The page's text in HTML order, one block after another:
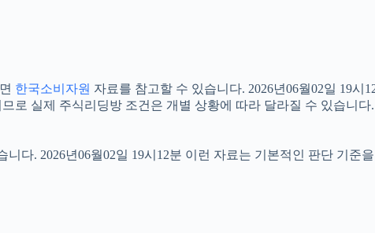
한국소비자원 자료를 참고할 수 있습니다. 2026년06월02일 19시
로 실제 주식리딩방 조건은 개별 상황에 따라 달라질 수 있습니다.
니다. 2026년06월02일 19시12분 이런 자료는 기본적인 판단 기준